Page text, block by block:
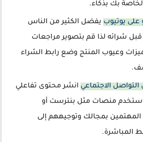
بك بذكاء.
على يوتيوب يفضل الكثير من الناس
شرائه لذا قم بتصوير مراجعات
وعيوب المنتج وضع رابط الشراء
الاجتماعي انشر محتوى تفاعلي
منصات مثل بنترست أو
بمجالك وتوجيههم إلى
المباشرة.